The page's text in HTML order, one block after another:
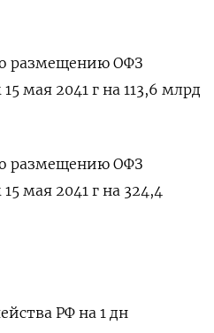
размещению ОФЗ
мая 2041 г на 113,6 млрд
размещению ОФЗ
мая 2041 г на 324,4
РФ на 1 дн